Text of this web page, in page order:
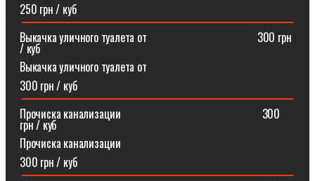
250 грн / куб
Выкачка уличного туалета от ⠀⠀⠀⠀⠀⠀⠀⠀⠀⠀⠀⠀⠀300 грн
/ куб
Выкачка уличного туалета от
300 грн / куб
Прочиска канализации⠀⠀⠀⠀⠀⠀⠀⠀⠀⠀⠀⠀⠀⠀⠀⠀⠀300
грн / куб
Прочиска канализации
300 грн / куб